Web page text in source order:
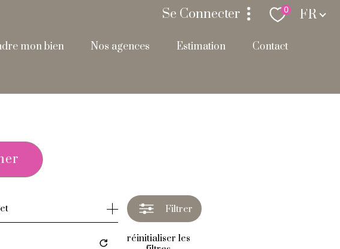
Se Connecter 0 Langue
FR
mon bien nos agences estimation contact
Filtrer
réinitialiser les